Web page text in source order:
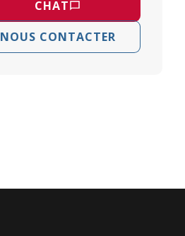
CHAT
NOUS CONTACTER